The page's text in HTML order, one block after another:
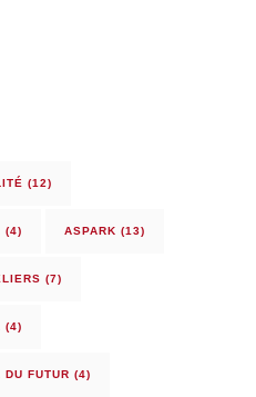
(12)
(4) ASPARK (13)
(7)
(4)
FUTUR (4)